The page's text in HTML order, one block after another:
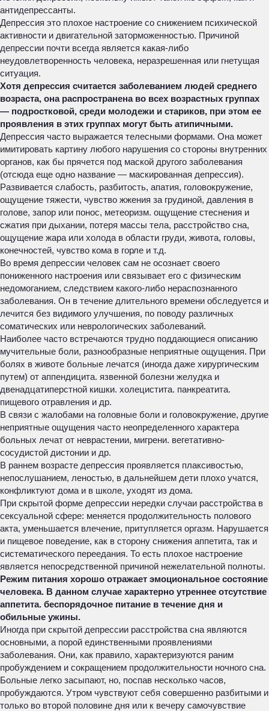
антидепрессанты.
Депрессия это плохое настроение со снижением психической
активности и двигательной заторможенностью. Причиной
депрессии почти всегда является какая-либо
неудовлетворенность человека, неразрешенная или гнетущая
ситуация.
Хотя депрессия считается заболеванием людей среднего
возраста, она распространена во всех возрастных группах
— подростковой, среди молодежи и стариков, при этом ее
проявления в этих группах могут быть атипичными.
Депрессия часто выражается телесными формами. Она может
имитировать картину любого нарушения со стороны внутренних
органов, как бы прячется под маской другого заболевания
(отсюда еще одно название — маскированная депрессия).
Развивается слабость, разбитость, апатия, головокружение,
ощущение тяжести, чувство жжения за грудиной, давления в
голове, запор или понос, метеоризм. ощущение стеснения и
сжатия при дыхании, потеря массы тела, расстройство сна,
ощущение жара или холода в области груди, живота, головы,
конечностей, чувство кома в горле и т.д.
Во время депрессии человек сам не осознает своего
пониженного настроения или связывает его с физическим
недомоганием, следствием какого-либо нераспознанного
заболевания. Он в течение длительного времени обследуется и
лечится без видимого улучшения, по поводу различных
соматических или неврологических заболеваний.
Наиболее часто встречаются трудно поддающиеся описанию
мучительные боли, разнообразные неприятные ощущения. При
болях в животе больные лечатся (иногда даже хирургическим
путем) от аппендицита. язвенной болезни желудка и
двенадцатиперстной кишки. холецистита. панкреатита.
пищевого отравления и др.
В связи с жалобами на головные боли и головокружение, другие
неприятные ощущения часто неопределенного характера
больных лечат от неврастении, мигрени. вегетативно-
сосудистой дистонии и др.
В раннем возрасте депрессия проявляется плаксивостью,
непослушанием, леностью, в дальнейшем дети плохо учатся,
конфликтуют дома и в школе, уходят из дома.
При скрытой форме депрессии нередки случаи расстройства в
сексуальной сфере: меняется продолжительность полового
акта, уменьшается влечение, притупляется оргазм. Нарушается
и пищевое поведение, как в сторону снижения аппетита, так и
систематического переедания. То есть плохое настроение
является непосредственной причиной нежелательной полноты.
Режим питания хорошо отражает эмоциональное состояние
человека. В данном случае характерно утреннее отсутствие
аппетита. беспорядочное питание в течение дня и
обильные ужины.
Иногда при скрытой депрессии расстройства сна являются
основными, а порой единственными проявлениями
заболевания. Они, как правило, характеризуются раним
пробуждением и сокращением продолжительности ночного сна.
Больные легко засыпают, но, поспав несколько часов,
пробуждаются. Утром чувствуют себя совершенно разбитыми и
только во второй половине дня или к вечеру самочувствие